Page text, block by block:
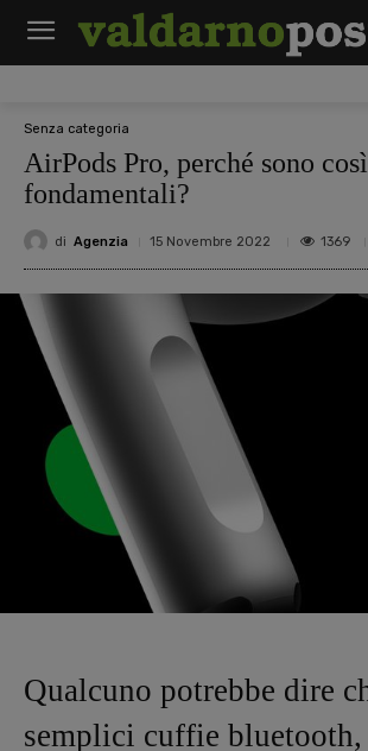
Senza categoria
AirPods Pro, perché sono così
fondamentali?
di Agenzia 15 Novembre 2022 1369
Qualcuno potrebbe dire
semplici cuffie bluetooth,